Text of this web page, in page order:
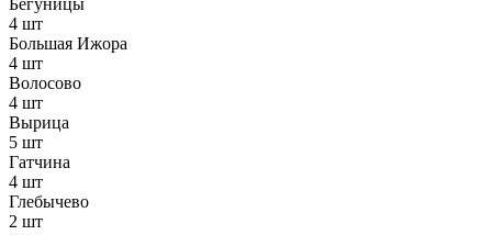
Бегуницы
4 шт
Большая Ижора
4 шт
Волосово
4 шт
Вырица
5 шт
Гатчина
4 шт
Глебычево
2 шт